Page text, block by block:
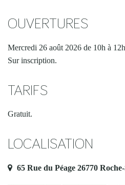
OUVERTURES
Mercredi 26 août 2026 de 10h à
Sur inscription.
TARIFS
Gratuit.
LOCALISATION
65 Rue du Péage 26770